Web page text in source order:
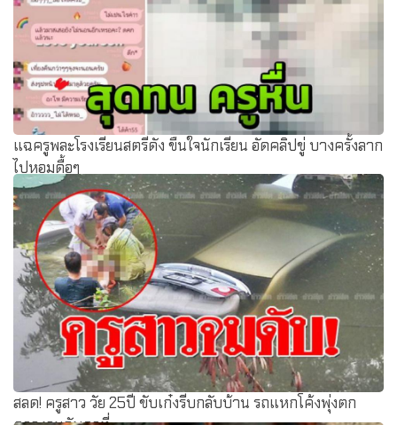
แฉครูพละโรงเรียนสตรีดัง ขืนใจนักเรียน อัดคลิปขู่ บางครั้งลาก
ไปหอมดื้อๆ
สลด! ครูสาว วัย 25ปี ขับเก๋งรีบกลับบ้าน รถแหกโค้งพุ่งตก